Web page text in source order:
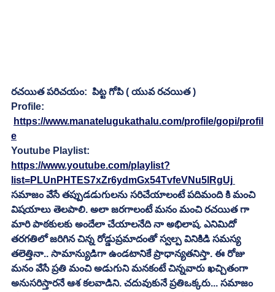
రచయిత పరిచయం:  పిట్ట గోపి ( యువ రచయిత )
Profile:
https://www.manatelugukathalu.com/profile/gopi/profil
e
Youtube Playlist:
https://www.youtube.com/playlist?
list=PLUnPHTES7xZr6ydmGx54TvfeVNu5lRgUj
సమాజం వేసే తప్పుడడుగులను సరిచేయాలంటే పదిమంది కి మంచి
విషయాలు తెలపాలి. అలా జరగాలంటే మనం మంచి రచయిత గా
మారి పాఠకులకు అందేలా చేయాలనేది నా అభిలాష. ఎనిమిదో
తరగతిలో జరిగిన చిన్న రోడ్డుప్రమాదంతో స్వల్ప వినికిడి సమస్య
తలెత్తినా.. సామాన్యుడిగా ఉండటానికే ప్రాధాన్యతనిస్తా. ఈ రోజు
మనం వేసే ప్రతి మంచి అడుగుని మనకంటే చిన్నవారు ఖచ్చితంగా
అనుసరిస్తారనే ఆశ కలవాడిని. చదువుకునే ప్రతిఒక్కరు... సమాజం